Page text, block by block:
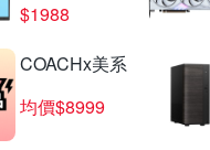
$1988
COACHx美系
均價$8999